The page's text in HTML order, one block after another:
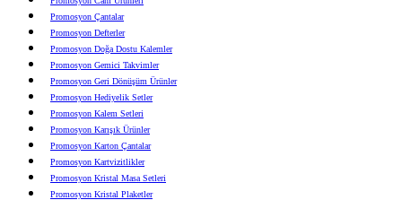
Promosyon Çantalar
Promosyon Defterler
Promosyon Doğa Dostu Kalemler
Promosyon Gemici Takvimler
Promosyon Geri Dönüşüm Ürünler
Promosyon Hediyelik Setler
Promosyon Kalem Setleri
Promosyon Karışık Ürünler
Promosyon Karton Çantalar
Promosyon Kartvizitlikler
Promosyon Kristal Masa Setleri
Promosyon Kristal Plaketler